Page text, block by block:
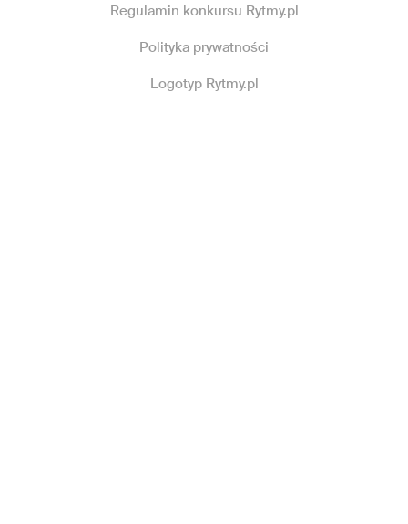
Regulamin konkursu Rytmy.pl
Polityka prywatności
Logotyp Rytmy.pl